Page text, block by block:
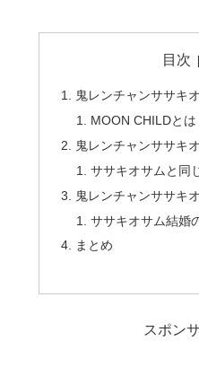
目次
鬼レンチャンササキ
MOON CHILDとは
鬼レンチャンササキ
ササキオサムと同
鬼レンチャンササキ
ササキオサム結婚
まとめ
スポン